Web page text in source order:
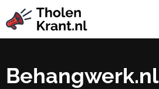
Behangwerk.nl